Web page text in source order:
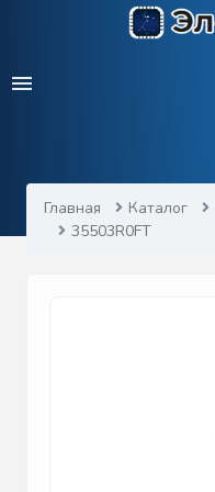
Главная Каталог
35503R0FT